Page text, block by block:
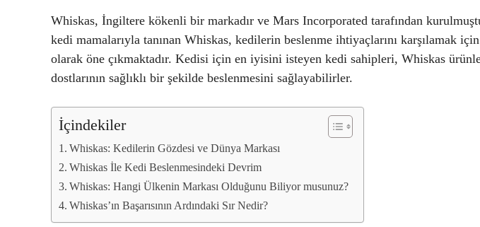
Whiskas, İngiltere kökenli bir markadır ve Mars Incorporated tarafından
kedi mamalarıyla tanınan Whiskas, kedilerin beslenme ihtiyaçlarını karşılamak
olarak öne çıkmaktadır. Kedisi için en iyisini isteyen kedi sahipleri, Whiskas
dostlarının sağlıklı bir şekilde beslenmesini sağlayabilirler.
İçindekiler
Whiskas: Kedilerin Gözdesi ve Dünya Markası
Whiskas İle Kedi Beslenmesindeki Devrim
Whiskas: Hangi Ülkenin Markası Olduğunu Biliyor musunuz?
Whiskas’ın Başarısının Ardındaki Sır Nedir?